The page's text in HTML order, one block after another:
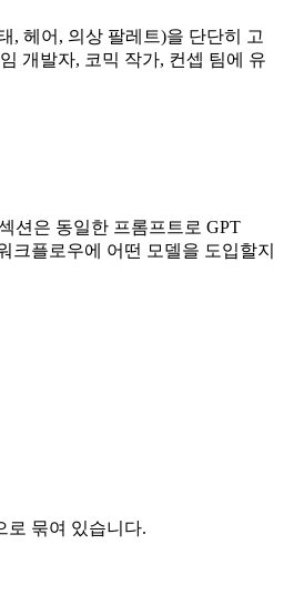
, 헤어, 의상 팔레트)을 단단히 고
개발자, 코믹 작가, 컨셉 팀에 유
션은 동일한 프롬프트로 GPT
크플로우에 어떤 모델을 도입할지
로 묶여 있습니다.